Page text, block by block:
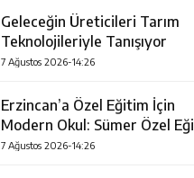
Geleceğin Üreticileri Tarım
Teknolojileriyle Tanışıyor
7 Ağustos 2026-14:26
Erzincan’a Özel Eğitim İçin
Modern Okul: Sümer Özel
Meslek Okulu Protokolü
7 Ağustos 2026-14:26